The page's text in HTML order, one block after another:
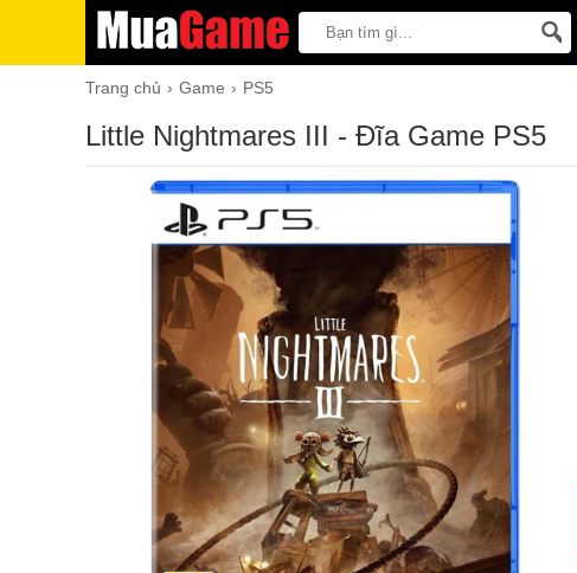
Trang chủ Game PS5
Little Nightmares III - Đĩa Game PS5